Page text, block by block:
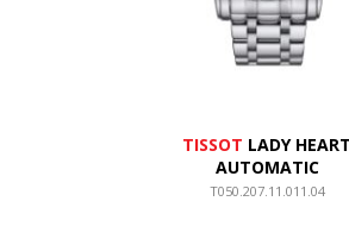
TISSOT LADY HEART
AUTOMATIC
T050.207.11.011.04